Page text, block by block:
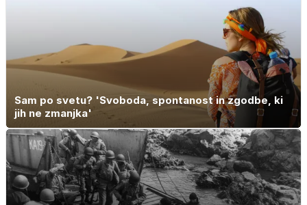
Sam po svetu? 'Svoboda, spontanost in zgodbe, ki
jih ne zmanjka'